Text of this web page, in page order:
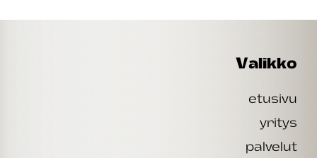
Valikko
etusivu
yritys
palvelut